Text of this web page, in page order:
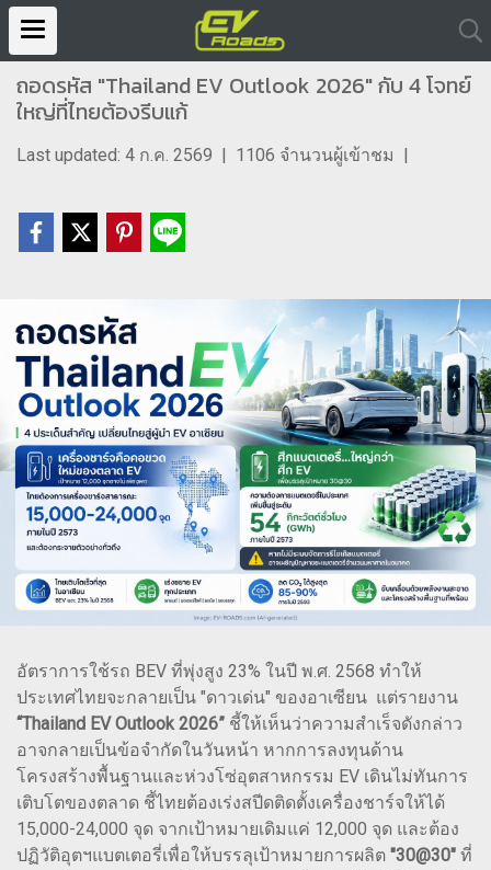
ถอดรหัส "Thailand EV Outlook 2026" กับ 4 โจทย์
ใหญ่ที่ไทยต้องรีบแก้
Last updated: 4 ก.ค. 2569 | 1106 จำนวนผู้เข้าชม |
อัตราการใช้รถ BEV ที่พุ่งสูง 23% ในปี พ.ศ. 2568 ทำให้
ประเทศไทยจะกลายเป็น "ดาวเด่น" ของอาเซียน แต่รายงาน
“Thailand EV Outlook 2026” ชี้ให้เห็นว่าความสำเร็จดังกล่าว
อาจกลายเป็นข้อจำกัดในวันหน้า หากการลงทุนด้าน
โครงสร้างพื้นฐานและห่วงโซ่อุตสาหกรรม EV เดินไม่ทันการ
เติบโตของตลาด ชี้ไทยต้องเร่งสปีดติดตั้งเครื่องชาร์จให้ได้
15,000-24,000 จุด จากเป้าหมายเดิมแค่ 12,000 จุด และต้อง
ปฏิวัติอุตฯแบตเตอรี่เพื่อให้บรรลุเป้าหมายการผลิต "30@30" ที่